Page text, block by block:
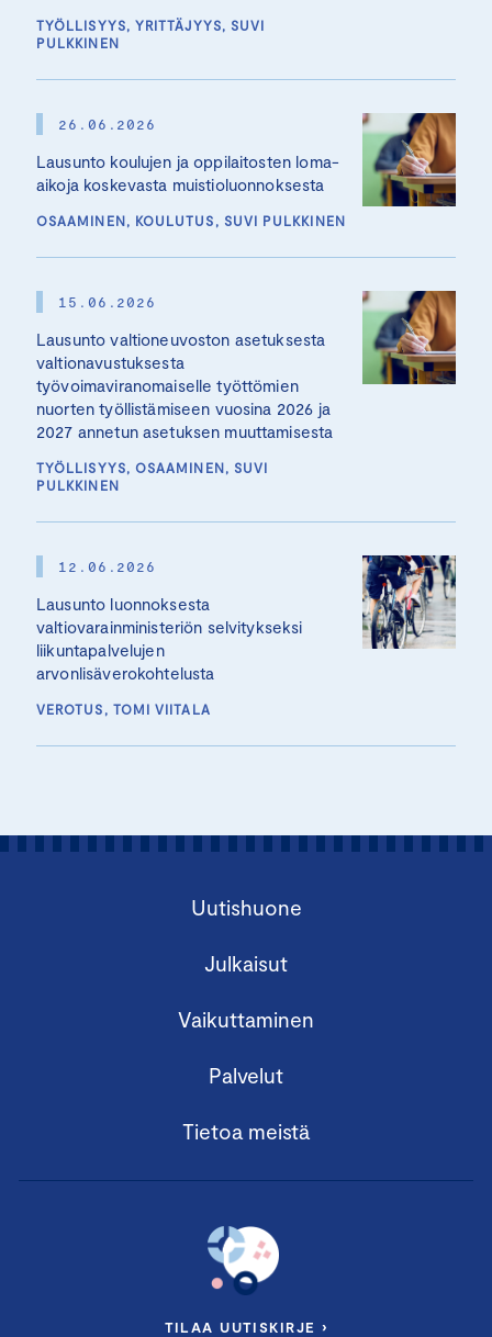
TYÖLLISYYS, YRITTÄJYYS, SUVI
PULKKINEN
26.06.2026
Lausunto koulujen ja oppilaitosten loma-
aikoja koskevasta muistioluonnoksesta
OSAAMINEN, KOULUTUS, SUVI PULKKINEN
15.06.2026
Lausunto valtioneuvoston asetuksesta
valtionavustuksesta
työvoimaviranomaiselle työttömien
nuorten työllistämiseen vuosina 2026 ja
2027 annetun asetuksen muuttamisesta
TYÖLLISYYS, OSAAMINEN, SUVI
PULKKINEN
12.06.2026
Lausunto luonnoksesta
valtiovarainministeriön selvitykseksi
liikuntapalvelujen
arvonlisäverokohtelusta
VEROTUS, TOMI VIITALA
Uutishuone
Julkaisut
Vaikuttaminen
Palvelut
Tietoa meistä
TILAA UUTISKIRJE ›